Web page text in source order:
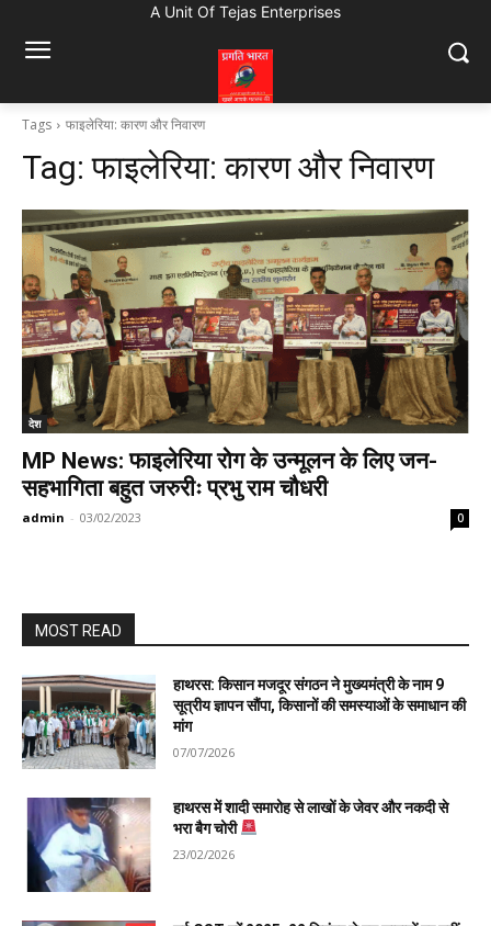
A Unit Of Tejas Enterprises
Tags फाइलेरिया: कारण और निवारण
Tag:फाइलेरिया: कारण और निवारण
देश
MP News: फाइलेरिया रोग के उन्मूलन के लिए जन-
सहभागिता बहुत जरुरीः प्रभु राम चौधरी
admin - 03/02/2023 0
MOST READ
हाथरस: किसान मजदूर संगठन ने मुख्यमंत्री के नाम 9
सूत्रीय ज्ञापन सौंपा, किसानों की समस्याओं के समाधान की
मांग
07/07/2026
हाथरस में शादी समारोह से लाखों के जेवर और नकदी से
भरा बैग चोरी
23/02/2026